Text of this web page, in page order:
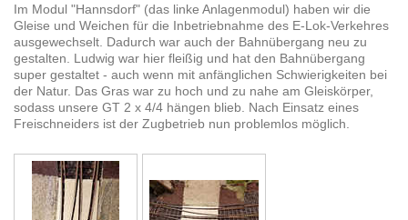
Im Modul "Hannsdorf" (das linke Anlagenmodul) haben wir die
Gleise und Weichen für die Inbetriebnahme des E-Lok-Verkehres
ausgewechselt. Dadurch war auch der Bahnübergang neu zu
gestalten. Ludwig war hier fleißig und hat den Bahnübergang
super gestaltet - auch wenn mit anfänglichen Schwierigkeiten bei
der Natur. Das Gras war zu hoch und zu nahe am Gleiskörper,
sodass unsere GT 2 x 4/4 hängen blieb. Nach Einsatz eines
Freischneiders ist der Zugbetrieb nun problemlos möglich.